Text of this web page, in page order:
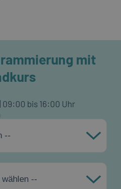
mit
09:00 bis 16:00 Uhr
--
--